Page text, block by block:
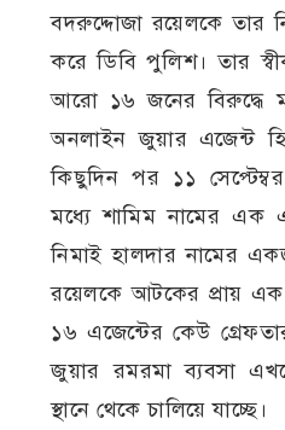
বদরুদ্দোজা রয়েলকে তার
করে ডিবি পুলিশ। তার
আরো ১৬ জনের বিরুদ্ধে
অনলাইন জুয়ার এজেন্ট
কিছুদিন পর ১১
মধ্যে শামিম নামের এক
নিমাই হালদার নামের
রয়েলকে আটকের প্রায়
১৬ এজেন্টের কেউ
জুয়ার রমরমা ব্যবসা
স্থানে থেকে চালিয়ে যাচ্ছে।